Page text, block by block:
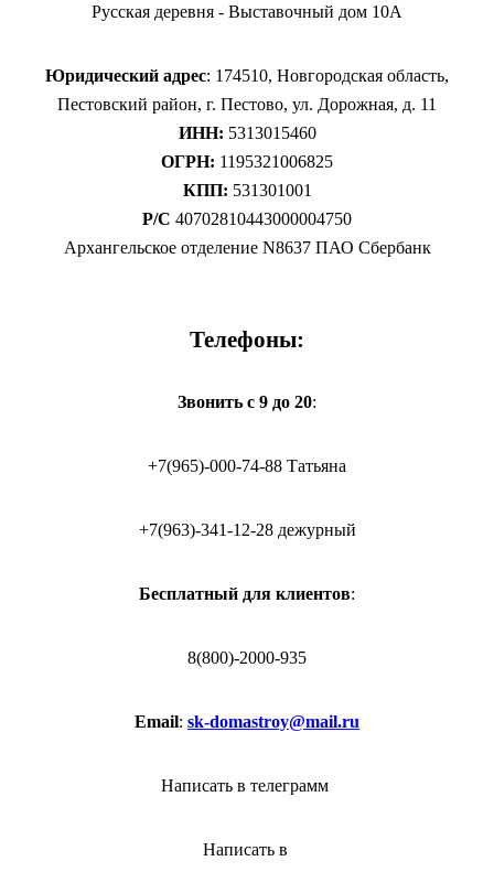
Русская деревня - Выставочный дом 10А
Юридический адрес: 174510, Новгородская область,
Пестовский район, г. Пестово, ул. Дорожная, д. 11
ИНН: 5313015460
ОГРН: 1195321006825
КПП: 531301001
Р/С 40702810443000004750
Архангельское отделение N8637 ПАО Сбербанк
Телефоны:
Звонить с 9 до 20:
+7(965)-000-74-88 Татьяна
+7(963)-341-12-28 дежурный
Бесплатный для клиентов:
8(800)-2000-935
Email: sk-domastroy@mail.ru
Написать в телеграмм
Написать в